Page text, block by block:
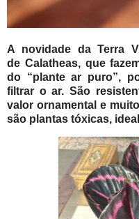
A novidade da Terra
de Calatheas, que
do “plante ar puro”,
filtrar o ar. São
valor ornamental e
são plantas tóxicas,